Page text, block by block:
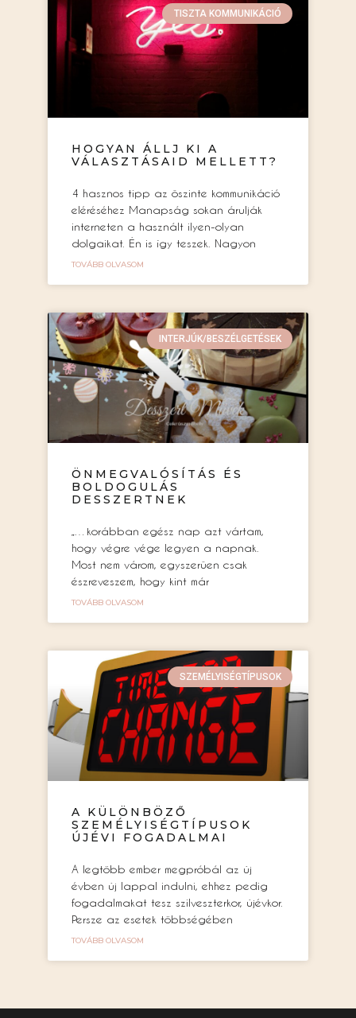
TISZTA KOMMUNIKÁCIÓ
HOGYAN ÁLLJ KI A
VÁLASZTÁSAID MELLETT?
4 hasznos tipp az őszinte kommunikáció
eléréséhez Manapság sokan árulják
interneten a használt ilyen-olyan
dolgaikat. Én is így teszek. Nagyon
TOVÁBB OLVASOM
INTERJÚK/BESZÉLGETÉSEK
ÖNMEGVALÓSÍTÁS ÉS
BOLDOGULÁS
DESSZERTNEK
„…korábban egész nap azt vártam,
hogy végre vége legyen a napnak.
Most nem várom, egyszerűen csak
észreveszem, hogy kint már
TOVÁBB OLVASOM
SZEMÉLYISÉGTÍPUSOK
A KÜLÖNBÖZŐ
SZEMÉLYISÉGTÍPUSOK
ÚJÉVI FOGADALMAI
A legtöbb ember megpróbál az új
évben új lappal indulni, ehhez pedig
fogadalmakat tesz szilveszterkor, újévkor.
Persze az esetek többségében
TOVÁBB OLVASOM